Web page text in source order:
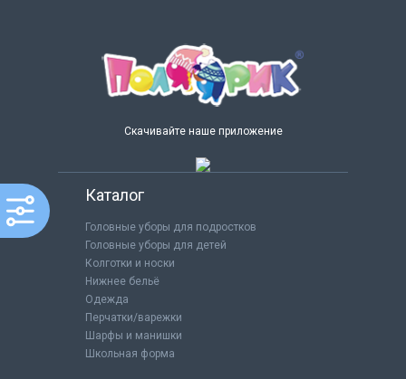
Скачивайте наше приложение
Каталог
Головные уборы для подростков
Головные уборы для детей
Колготки и носки
Нижнее бельё
Одежда
Перчатки/варежки
Шарфы и манишки
Школьная форма